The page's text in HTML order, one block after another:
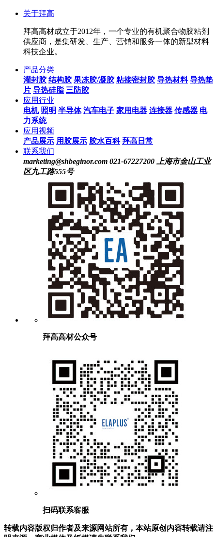
关于拜高
拜高高材成立于2012年，一个专业的有机聚合物胶粘剂
供应商，是集研发、生产、营销和服务一体的新型材料
科技企业。
产品分类
灌封胶 结构胶 果冻胶/凝胶 粘接密封胶 导热材料 导热垫
片 导热硅脂 三防胶
应用行业
电机 照明 半导体 汽车电子 家用电器 连接器 传感器 电
力系统
应用视频
产品展示 用胶展示 胶水百科 拜高日常
联系我们
marketing@shbeginor.com 021-67227200
上海市金山工业
区九工路555号
拜高高材公众号
扫码联系客服
转载内容版权归作者及来源网站所有，本站原创内容转载请注